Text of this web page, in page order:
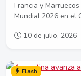
Francia y
Mundial 2026 en el
10 de julio, 2026
Flash